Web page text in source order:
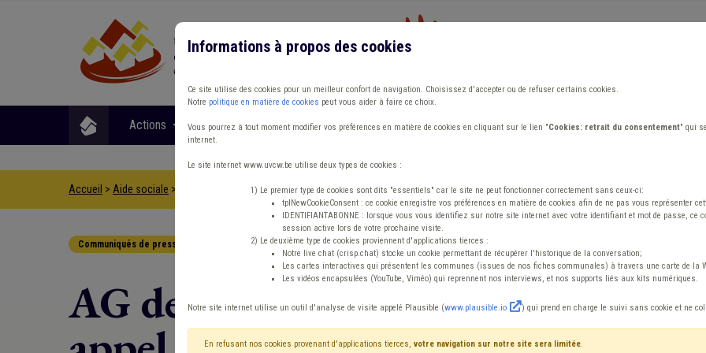
Actions Matières Formations Publications Outils Fiches
Accueil > Aide sociale > Communiqués de presse>AG de la Fédération des CPAS wallons : entre appel au secours, appels à l’équipe et
Communiqués de presse Aide sociale
AG de la Fédération des CPAS
Informations à propos des cookies
Ce site utilise des cookies pour un meilleur confort de navigation. Choisissez d'accepter ou de refuser certains cookies.
Notre politique en matière de cookies peut vous aider à faire ce choix.
Vous pourrez à tout moment modifier vos préférences en matière de cookies en cliquant sur le lien "Cookies: retrait du consentement" qui
internet.
Le site internet www.uvcw.be utilise deux types de cookies :
1) Le premier type de cookies sont dits "essentiels" car le site ne peut fonctionner correctement sans ceux-ci:
tplNewCookieConsent : ce cookie enregistre vos préférences en matière de cookies afin de ne pas vous représenter
IDENTIFIANTABONNE : lorsque vous vous identifiez sur notre site internet avec votre identifiant et mot de passe, ce
session active lors de votre prochaine visite.
2) Le deuxième type de cookies proviennent d'applications tierces :
Notre live chat (crisp.chat) stocke un cookie permettant de récupérer l'historique de la conversation;
Les cartes interactives qui présentent les communes (issues de nos fiches communales) à travers une carte de la
Les vidéos encapsulées (YouTube, Viméo) qui reprennent nos interviews, et nos supports liés aux kits numériques.
Notre site internet utilise un outil d'analyse de visite appelé Plausible (www.plausible.io ) qui prend en charge le suivi sans cookie et ne
En refusant nos cookies provenant d'applications tierces, votre navigation sur notre site sera limitée.